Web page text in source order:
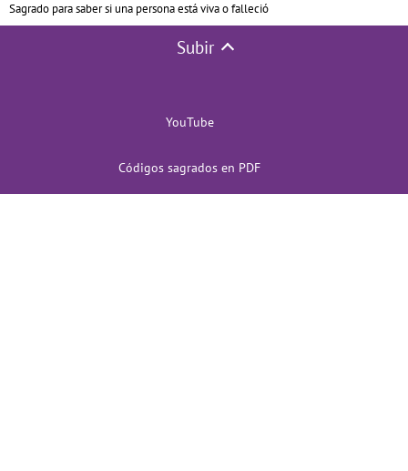
Sagrado para saber si una persona está viva o falleció
Subir
YouTube
Códigos sagrados en PDF